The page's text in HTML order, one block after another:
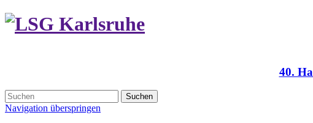
40.
Suchen
Navigation überspringen